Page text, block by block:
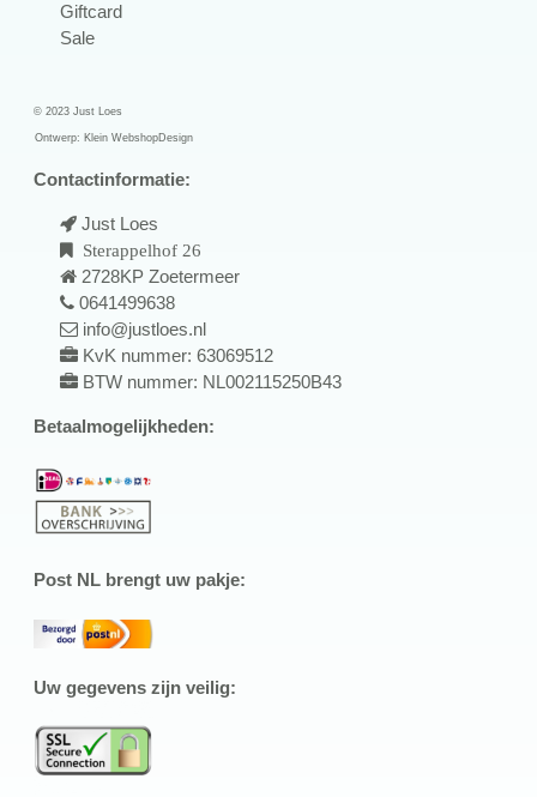
Giftcard
Sale
© 2023 Just Loes
Ontwerp: Klein WebshopDesign
Contactinformatie:
Just Loes
Sterappelhof 26
2728KP Zoetermeer
0641499638
info@justloes.nl
KvK nummer: 63069512
BTW nummer: NL002115250B43
Betaalmogelijkheden:
Post NL brengt uw pakje:
Uw gegevens zijn veilig: